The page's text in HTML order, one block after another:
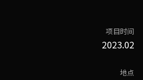
项目时间
2023.02
地点